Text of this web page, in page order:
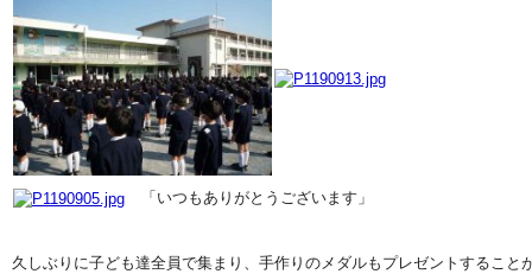
「いつもありがとうございます」
久しぶりに子ども達全員で集まり、手作りのメダルもプレゼントすること